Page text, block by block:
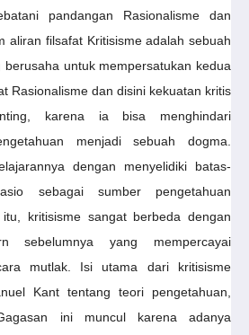
pandangan Rasionalisme dan
aliran filsafat Kritisisme adalah sebuah
untuk mempersatukan kedua
Rasionalisme dan disini kekuatan kritis
karena ia bisa menghindari
menjadi sebuah dogma.
dengan menyelidiki batas-
sebagai sumber pengetahuan
kritisisme sangat berbeda dengan
sebelumnya yang mempercayai
mutlak. Isi utama dari kritisisme
Kant tentang teori pengetahuan,
ini muncul karena adanya